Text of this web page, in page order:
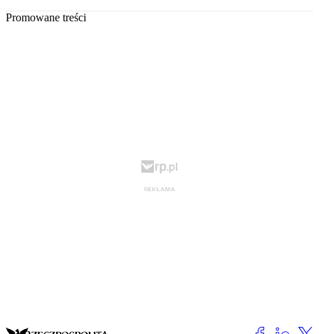
Promowane treści